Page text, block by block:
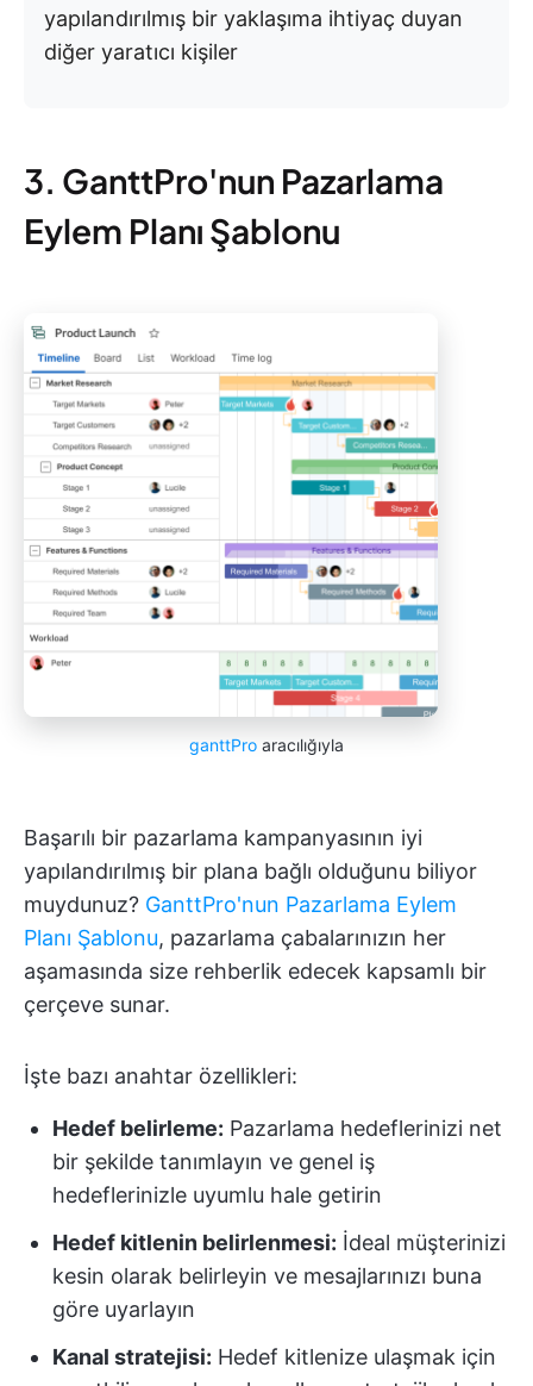
yapılandırılmış bir yaklaşıma ihtiyaç duyan
diğer yaratıcı kişiler
3. GanttPro'nun Pazarlama
Eylem Planı Şablonu
ganttPro aracılığıyla
Başarılı bir pazarlama kampanyasının iyi
yapılandırılmış bir plana bağlı olduğunu biliyor
muydunuz? GanttPro'nun Pazarlama Eylem
Planı Şablonu, pazarlama çabalarınızın her
aşamasında size rehberlik edecek kapsamlı bir
çerçeve sunar.
İşte bazı anahtar özellikleri:
Hedef belirleme: Pazarlama hedeflerinizi net
bir şekilde tanımlayın ve genel iş
hedeflerinizle uyumlu hale getirin
Hedef kitlenin belirlenmesi: İdeal müşterinizi
kesin olarak belirleyin ve mesajlarınızı buna
göre uyarlayın
Kanal stratejisi: Hedef kitlenize ulaşmak için